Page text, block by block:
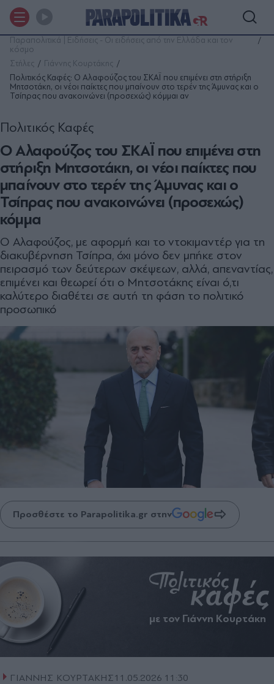
Παραπολιτικά | Ειδήσεις - Οι ειδήσεις από την Ελλάδα και τον
κόσμο
Στήλες
Γιάννης Κουρτάκης
Πολιτικός Καφές: Ο Αλαφούζος του ΣΚΑΪ που επιµένει στη στήριξη
Μητσοτάκη, οι νέοι παίκτες που μπαίνουν στο τερέν της Άμυνας και ο
Τσίπρας που ανακοινώνει (προσεχώς) κόμμαι αν
Ο Αλαφούζος του ΣΚΑΪ που επιµένει στη
στήριξη Μητσοτάκη, οι νέοι παίκτες που
μπαίνουν στο τερέν της Άμυνας και ο
Τσίπρας που ανακοινώνει (προσεχώς)
κόμμα
Πολιτικός Καφές
Ο Αλαφούζος, µε αφορµή και το ντοκιµαντέρ για τη
διακυβέρνηση Τσίπρα, όχι µόνο δεν µπήκε στον
πειρασµό των δεύτερων σκέψεων, αλλά, απεναντίας,
επιµένει και θεωρεί ότι ο Μητσοτάκης είναι ό,τι
καλύτερο διαθέτει σε αυτή τη φάση το πολιτικό
προσωπικό
Προσθέστε το Parapolitika.gr στην
με τον Γιάννη Κουρτάκη
ΓΙΑΝΝΗΣ ΚΟΥΡΤΑΚΗΣ11.05.2026 11:30